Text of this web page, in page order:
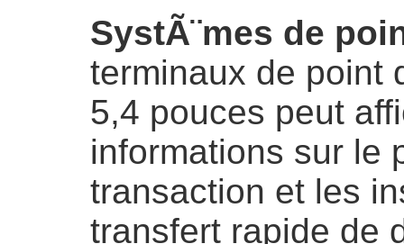
SystÃ¨mes de
terminaux de point
5,4 pouces peut
informations sur le
transaction et les
transfert rapide de